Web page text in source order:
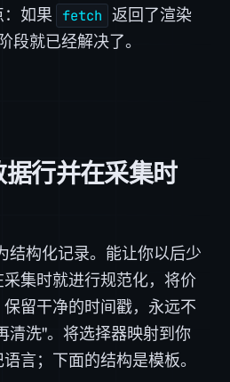
如果
fetch 返回了渲染
段就已经解决了。
行并在采集时
结构化记录。能让你以后少
集时就进行规范化，将价
留干净的时间戳，永远不
清洗"。将选择器映射到你
言；下面的结构是模板。